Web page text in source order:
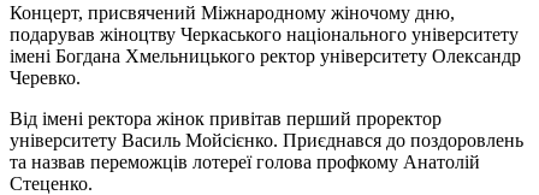
Концерт, присвячений Міжнародному жіночому дню,
подарував жіноцтву Черкаського національного університету
імені Богдана Хмельницького ректор університету Олександр
Черевко.
Від імені ректора жінок привітав перший проректор
університету Василь Мойсієнко. Приєднався до поздоровлень
та назвав переможців лотереї голова профкому Анатолій
Стеценко.